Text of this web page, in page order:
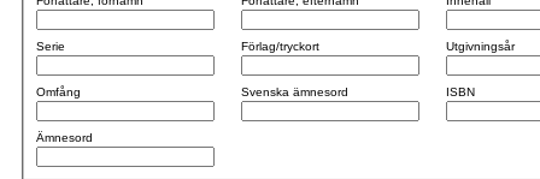
Serie
Omfång
Ämnesord
Förlag/tryckort
Svenska ämnesord
Utgivningsår
ISBN